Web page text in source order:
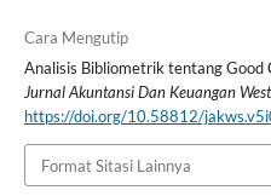
Cara Mengutip
Analisis Bibliometrik tentang
Jurnal Akuntansi Dan Keuangan
https://doi.org/10.58812/
Format Sitasi Lainnya